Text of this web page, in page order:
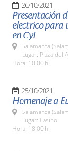
26/10/2021
Presentación
electrico
en CyL
Salamanca
Lugar: Plaza del
Hora: 10:00 h.
25/10/2021
Homenaje a
Salamanca
Lugar: Casino
Hora: 18:00 h.